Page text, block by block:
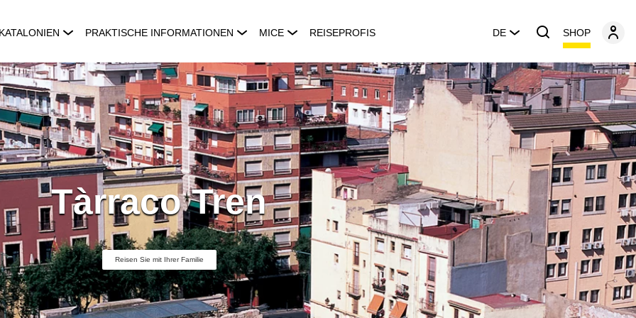
PRAKTISCHE INFORMATIONEN MICE REISEPROFIS DE SHOP
Tàrraco Tren
Reisen Sie mit Ihrer Familie